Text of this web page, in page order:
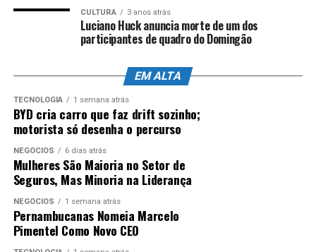
Syria Luppi / Kárita Iana / Luciana Almeida / Thaísa
Côrtes / Danielly Schulthais / Ana Cláudia dos Santos
asscom@saude.es.gov.br
ATÉ A PRÓXIMA
Piúma cancela Carnaval após aumento de casos de
Covid-19
CULTURA 3 anos atrás
Luciano Huck anuncia morte de um dos
participantes de quadro do Domingão
EM ALTA
TECNOLOGIA 1 semana atrás
BYD cria carro que faz drift sozinho;
motorista só desenha o percurso
NEGÓCIOS 6 dias atrás
Mulheres São Maioria no Setor de
Seguros, Mas Minoria na Liderança
NEGÓCIOS 1 semana atrás
Pernambucanas Nomeia Marcelo
Pimentel Como Novo CEO